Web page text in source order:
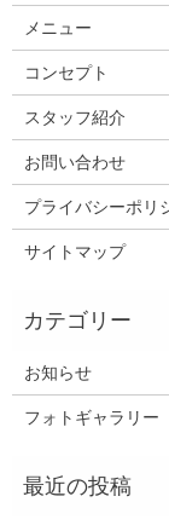
メニュー
コンセプト
スタッフ紹介
お問い合わせ
プライバシーポリ
サイトマップ
お知らせ
フォトギャラリー